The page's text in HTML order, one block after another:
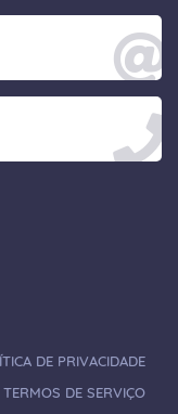
DE PRIVACIDADE
TERMOS DE SERVIÇO